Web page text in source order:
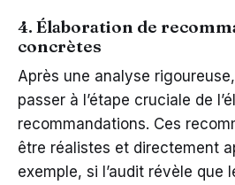
4. Élaboration de
concrètes
Après une analyse
passer à l’étape cruciale de
recommandations. Ces
être réalistes et directement
exemple, si l’audit révèle que